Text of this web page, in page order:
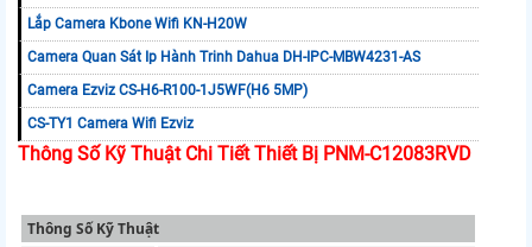
Lắp Camera Kbone Wifi KN-H20W
Camera Quan Sát Ip Hành Trinh Dahua DH-IPC-MBW4231-AS
Camera Ezviz CS-H6-R100-1J5WF(H6 5MP)
CS-TY1 Camera Wifi Ezviz
Thông Số Kỹ Thuật Chi Tiết Thiết Bị PNM-C12083RVD
Thông Số Kỹ Thuật